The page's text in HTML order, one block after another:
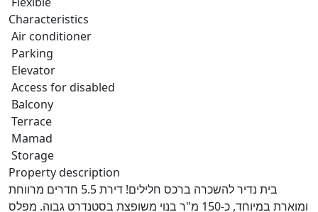
Characteristics
Air conditioner
Parking
Elevator
Access for disabled
Balcony
Terrace
Mamad
Storage
Property description
בית נדיר להשכרה ברכס חלילים! דירת 5.5 חדרים מרווחת
ומוארת במיוחד, כ-150 מ"ר בנוי משופצת בסטנדרט גבוה. מפלס